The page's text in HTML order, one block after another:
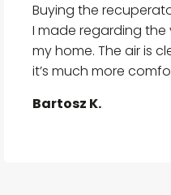
Buying the
I made regarding the
my home. The air is
it’s much more
Bartosz K.